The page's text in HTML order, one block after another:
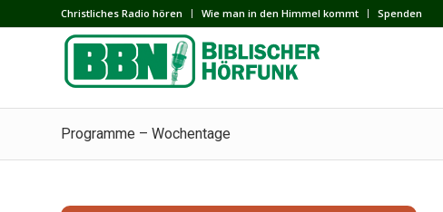
Сhristliches Radio hören Wie man in den Himmel kommt Spenden
Programme – Wochentage